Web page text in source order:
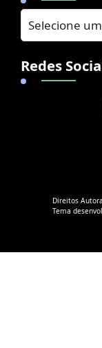
Redes
Direitos
Tema